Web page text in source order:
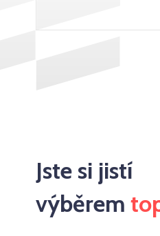
Jste si jistí
výběrem